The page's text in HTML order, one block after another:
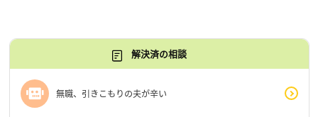
解決済の相談
無職、引きこもりの夫が辛い